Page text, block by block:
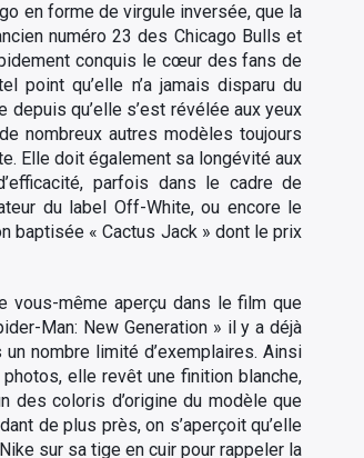
en forme de virgule inversée, que la
numéro 23 des Chicago Bulls et
conquis le cœur des fans de
point qu’elle n’a jamais disparu du
qu’elle s’est révélée aux yeux
nombreux autres modèles toujours
Elle doit également sa longévité aux
parfois dans le cadre de
du label Off-White, ou encore le
baptisée « Cactus Jack » dont le prix
vous-même aperçu dans le film que
Man: New Generation » il y a déjà
nombre limité d’exemplaires. Ainsi
elle revêt une finition blanche,
des coloris d’origine du modèle que
de plus près, on s’aperçoit qu’elle
sur sa tige en cuir pour rappeler la